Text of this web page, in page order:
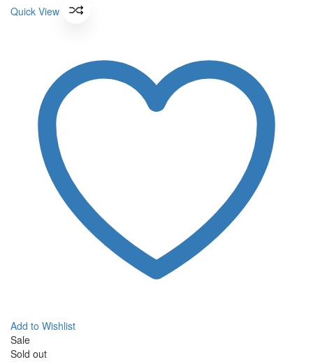
280 ฿.
252 ฿.
Quick View
Add to Wishlist
Sale
Sold out